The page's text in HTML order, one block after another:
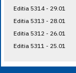
Editia 5314 - 29.01
Editia 5313 - 28.01
Editia 5312 - 26.01
Editia 5311 - 25.01